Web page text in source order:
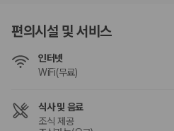
편의시설 및 서비스
인터넷
WiFi(무료)
식사 및 음료
조식 제공